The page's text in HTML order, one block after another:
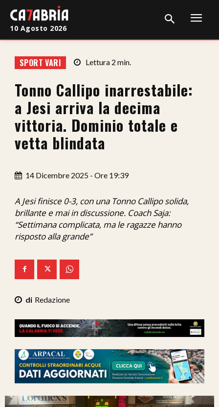
Cronaca
Giudiziaria
Politica
Sport
Sanità
Economia
Ita-Mondo
We Calabria
10 Agosto 2026
SPORT VARI Lettura 2 min.
Tonno Callipo inarrestabile:
a Jesi arriva la decima
vittoria. Dominio totale e
vetta blindata
14 Dicembre 2025 - Ore 19:39
A Jesi finisce 0-3, con una Tonno Callipo solida,
brillante e mai in discussione. Coach Saja:
“Settimana complicata, ma le ragazze hanno
risposto alla grande”
Redazione